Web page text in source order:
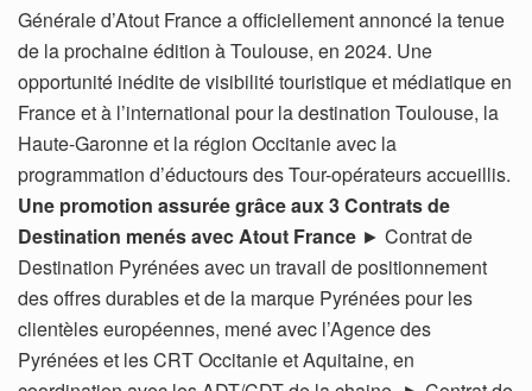
Générale d’Atout France a officiellement annoncé la tenue
de la prochaine édition à Toulouse, en 2024. Une
opportunité inédite de visibilité touristique et médiatique en
France et à l’international pour la destination Toulouse, la
Haute-Garonne et la région Occitanie avec la
programmation d’éductours des Tour-opérateurs accueillis.
Une promotion assurée grâce aux 3 Contrats de
Destination menés avec Atout France ► Contrat de
Destination Pyrénées avec un travail de positionnement
des offres durables et de la marque Pyrénées pour les
clientèles européennes, mené avec l’Agence des
Pyrénées et les CRT Occitanie et Aquitaine, en